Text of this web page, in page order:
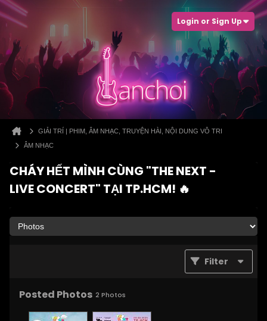
Login or Sign Up
GIẢI TRÍ | PHIM, ÂM NHẠC, TRUYỆN HÀI, NỘI DUNG VÔ TRI
ÂM NHẠC
CHÁY HẾT MÌNH CÙNG "THE NEXT -
LIVE CONCERT" TẠI TP.HCM! 🔥
Filter
Posted Photos 2 Photos